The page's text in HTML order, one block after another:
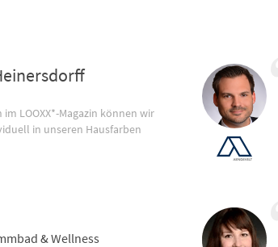
LOOXX*-Magazin können wir
in unseren Hausfarben
& Wellness